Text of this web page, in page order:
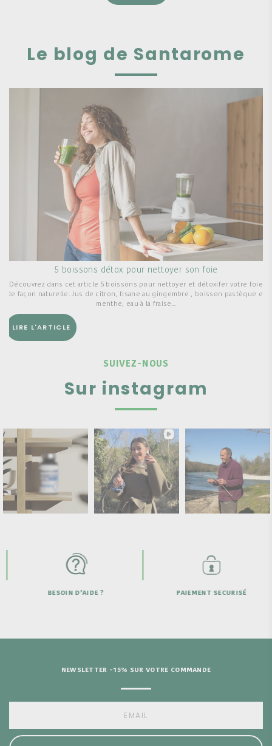
Le blog de Santarome
5 boissons détox pour nettoyer son foie
Découvrez dans cet article 5 boissons pour nettoyer et détoxifer votre foie
de façon naturelle. Jus de citron, tisane au gingembre , boisson pastèque et
menthe, eau à la fraise...
LIRE L'ARTICLE
SUIVEZ-NOUS
Sur instagram
PAIEMENT SECURISÉ
LIVRAISON
NEWSLETTER -15% SUR VOTRE COMMANDE